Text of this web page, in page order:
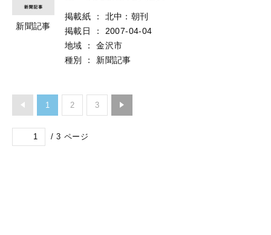
新聞記事
掲載紙 ：
北中：朝刊
掲載日
：
2007-04-04
地域
：
金沢市
種別
： 新聞記事
1 2 3
/ 3 ページ